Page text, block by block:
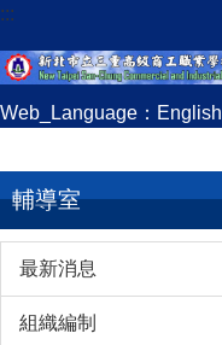
跳
到
主
要
內
區
:::
Web_Language： English
輔導室
最新消息
組織編制